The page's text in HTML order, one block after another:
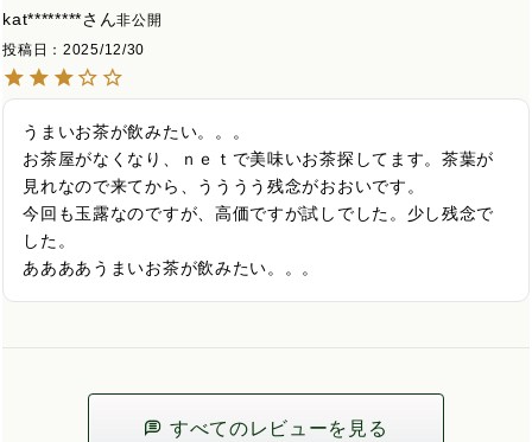
kat********
非公開
投稿日
2025/12/30
うまいお茶が飲みたい。。。
お茶屋がなくなり、ｎｅｔで美味いお茶探してます。茶葉が
見れなので来てから、うううう残念がおおいです。
今回も玉露なのですが、高価ですが試しでした。少し残念で
した。
ああああうまいお茶が飲みたい。。。
すべてのレビューを見る